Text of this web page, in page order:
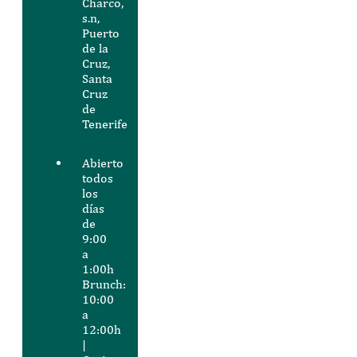
s.n,
Puerto
de la
Cruz,
Santa
Cruz
de
Tenerife
Abierto
todos
los
días
de
9:00
a
1:00h
Brunch:
10:00
a
12:00h
|